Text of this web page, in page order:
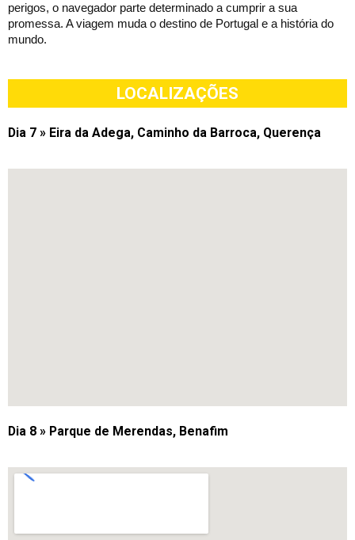
perigos, o navegador parte determinado a cumprir a sua
promessa. A viagem muda o destino de Portugal e a história do
mundo.
LOCALIZAÇÕES
Dia 7 » Eira da Adega, Caminho da Barroca, Querença
Dia 8 » Parque de Merendas, Benafim